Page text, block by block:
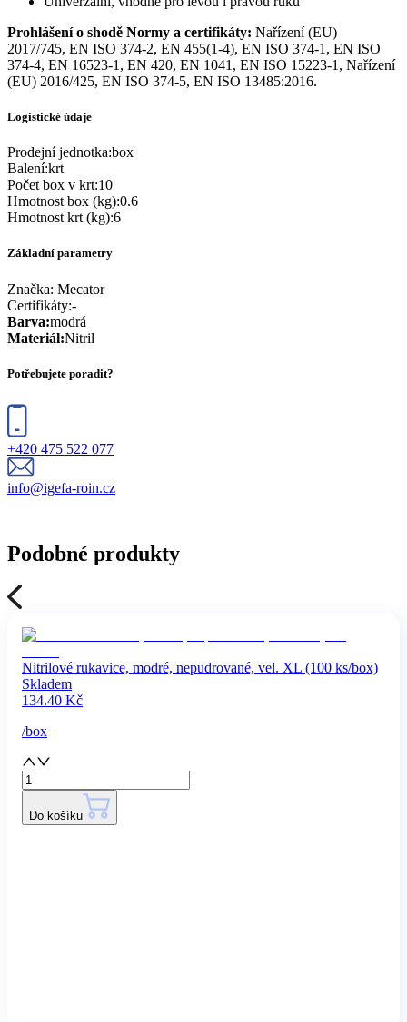
Prohlášení o shodě Normy a certifikáty: Nařízení (EU)
2017/745, EN ISO 374-2, EN 455(1-4), EN ISO 374-1, EN ISO
374-4, EN 16523-1, EN 420, EN 1041, EN ISO 15223-1, Nařízení
(EU) 2016/425, EN ISO 374-5, EN ISO 13485:2016.
Logistické údaje
Prodejní jednotka:box
Balení:krt
Počet box v krt:10
Hmotnost box (kg):0.6
Hmotnost krt (kg):6
Základní parametry
Značka: Mecator
Certifikáty:-
Barva:modrá
Materiál:Nitril
Potřebujete poradit?
+420 475 522 077
info@igefa-roin.cz
Podobné produkty
Nitrilové rukavice, modré, nepudrované, vel. XL (100 ks/box)
Skladem
134.40 Kč
/box
Do košíku